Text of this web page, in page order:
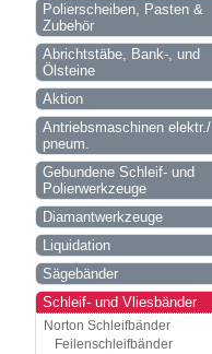
Polierscheiben, Pasten &
Zubehör
Abrichtstäbe, Bank-, und
Ölsteine
Aktion
Antriebsmaschinen elektr./
pneum.
Gebundene Schleif- und
Polierwerkzeuge
Diamantwerkzeuge
Liquidation
Sägebänder
Schleif- und Vliesbänder
Norton Schleifbänder
Feilenschleifbänder